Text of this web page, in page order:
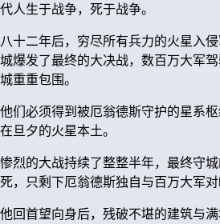
代人生于战争，死于战争。
八十二年后，穷尽所有兵力的火星入
城爆发了最终的大决战，数百万大军
城重重包围。
他们必须得到被厄翁德斯守护的星系
在旦夕的火星本土。
惨烈的大战持续了整整半年，最终守
死，只剩下厄翁德斯独自与百万大军对
他回首望向身后，残破不堪的建筑与